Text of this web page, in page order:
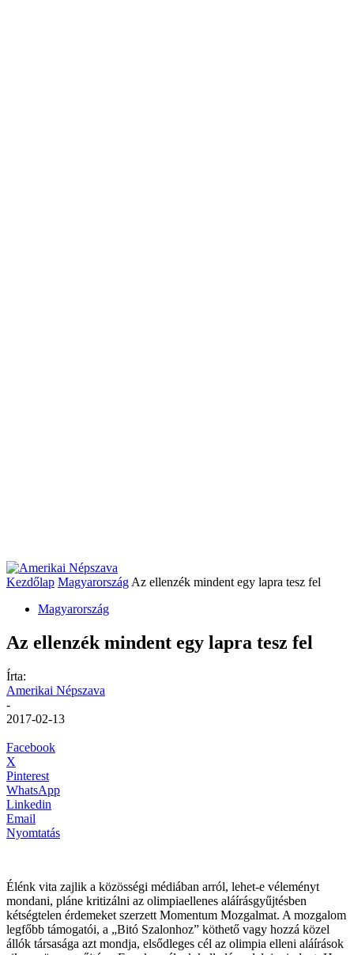
Kezdőlap Magyarország Az ellenzék mindent egy lapra tesz fel
Magyarország
Az ellenzék mindent egy lapra tesz fel
Írta:
Amerikai Népszava
-
2017-02-13
Facebook
X
Pinterest
WhatsApp
Linkedin
Email
Nyomtatás
Élénk vita zajlik a közösségi médiában arról, lehet-e véleményt
mondani, pláne kritizálni az olimpiaellenes aláírásgyűjtésben
kétségtelen érdemeket szerzett Momentum Mozgalmat. A mozgalom
legfőbb támogatói, a „Bitó Szalonhoz” köthető vagy hozzá közel
állók társasága azt mondja, elsődleges cél az olimpia elleni aláírások